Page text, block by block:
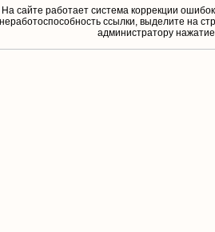
На сайте работает система коррекции
ссылки, выделите на
aдминистратору